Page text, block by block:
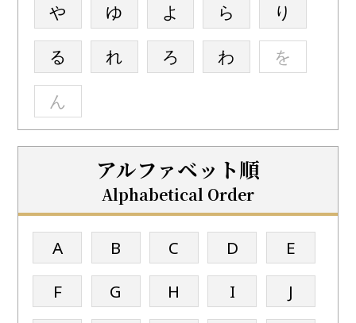
や
ゆ よ ら
り
る
れ ろ わ
を
ん
アルファベット順
Alphabetical Order
A B C D
E
F
G H I
J